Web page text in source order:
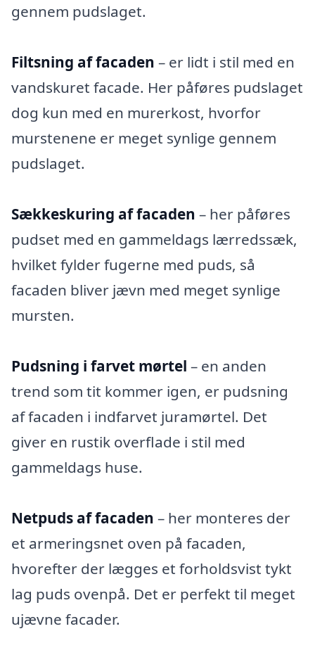
gennem pudslaget.
Filtsning af facaden – er lidt i stil med en
vandskuret facade. Her påføres pudslaget
dog kun med en murerkost, hvorfor
murstenene er meget synlige gennem
pudslaget.
Sækkeskuring af facaden – her påføres
pudset med en gammeldags lærredssæk,
hvilket fylder fugerne med puds, så
facaden bliver jævn med meget synlige
mursten.
Pudsning i farvet mørtel – en anden
trend som tit kommer igen, er pudsning
af facaden i indfarvet juramørtel. Det
giver en rustik overflade i stil med
gammeldags huse.
Netpuds af facaden – her monteres der
et armeringsnet oven på facaden,
hvorefter der lægges et forholdsvist tykt
lag puds ovenpå. Det er perfekt til meget
ujævne facader.